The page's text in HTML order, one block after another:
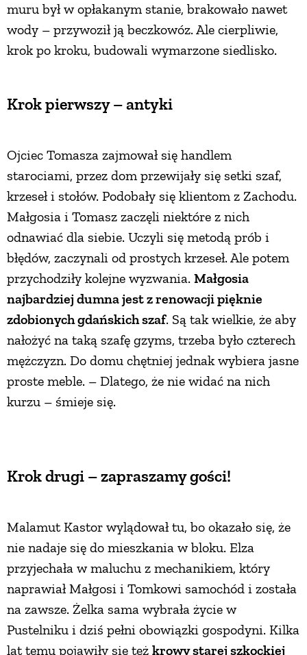
muru był w opłakanym stanie, brakowało nawet
wody – przywoził ją beczkowóz. Ale cierpliwie,
krok po kroku, budowali wymarzone siedlisko.
Krok pierwszy – antyki
Ojciec Tomasza zajmował się handlem
starociami, przez dom przewijały się setki szaf,
krzeseł i stołów. Podobały się klientom z Zachodu.
Małgosia i Tomasz zaczęli niektóre z nich
odnawiać dla siebie. Uczyli się metodą prób i
błędów, zaczynali od prostych krzeseł. Ale potem
przychodziły kolejne wyzwania. Małgosia
najbardziej dumna jest z renowacji pięknie
zdobionych gdańskich szaf. Są tak wielkie, że aby
nałożyć na taką szafę gzyms, trzeba było czterech
mężczyzn. Do domu chętniej jednak wybiera jasne
proste meble. – Dlatego, że nie widać na nich
kurzu – śmieje się.
Krok drugi – zapraszamy gości!
Malamut Kastor wylądował tu, bo okazało się, że
nie nadaje się do mieszkania w bloku. Elza
przyjechała w maluchu z mechanikiem, który
naprawiał Małgosi i Tomkowi samochód i została
na zawsze. Żelka sama wybrała życie w
Pustelniku i dziś pełni obowiązki gospodyni. Kilka
lat temu pojawiły się też krowy starej szkockiej